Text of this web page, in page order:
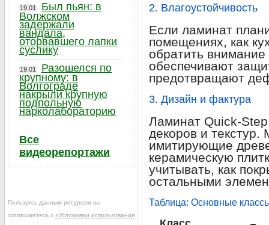
2. Влагоустойчивость
Если ламинат
помещениях, как
обратить
обеспечивают
предотвращают
3. Дизайн и фактура
Ламинат Quick-
декоров и
имитирующие
керамическую
учитывать, как
остальными
Таблица: Основные
19.01
Был пьян: в
Волжском
задержали
вандала,
оторвавшего лапки
суслику
19.01
Разошелся по
крупному: в
Волгограде
накрыли крупную
подпольную
нарколабораторию
Все
видеорепортажи
Пользуясь данным ресурсом вы
соглашаетесь с «Условиями использования